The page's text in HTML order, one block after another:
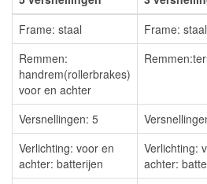
Frame: staal
Frame: staal
Remmen:
handrem(rollerbrakes)
voor en achter
Versnellingen: 5
Verlichting: voor en
achter: batterijen
Verlichting:
achter: